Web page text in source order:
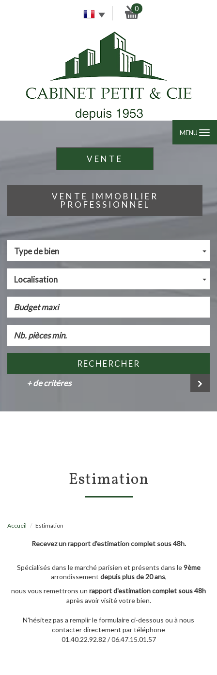
0
MENU
VENTE
VENTE IMMOBILIER
PROFESSIONNEL
Type de bien
Localisation
RECHERCHER
+ de critéres
estimation
Accueil Estimation
Recevez un rapport d'estimation complet sous 48h.
Spécialisés dans le marché parisien et présents dans le9ème
arrondissement depuis plus de 20 ans,
nous vous remettrons un rapport d'estimation complet sous 48h
après avoir visité votre bien.
N'hésitez pas a remplir le formulaire ci-dessous ou à nous
contacter directement par téléphone
01.40.22.92.82 / 06.47.15.01.57